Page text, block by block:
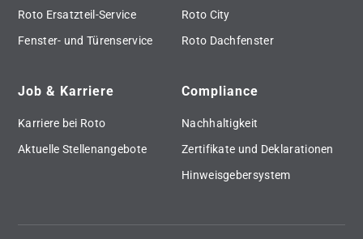
Roto Ersatzteil-Service
Fenster- und Türenservice
Roto City
Roto Dachfenster
Job & Karriere
Karriere bei Roto
Aktuelle Stellenangebote
Compliance
Nachhaltigkeit
Zertifikate und Deklarationen
Hinweisgebersystem